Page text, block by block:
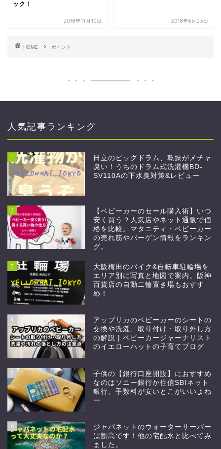
ック！
2018年11月10日 2018年6月23日
HOME ポイント
人気記事ランキング
1
日立のビッグドラム、乾燥がメチャ
臭い！うちのドラム式洗濯機BD-
SV110Aの下水臭対策&レビュー
2
【ベビーカーのセール購入術】いつ
安く買う？人気店やネット通販で価
格を比較。マタニティ・ベビーカー
の売れ筋やバーゲン情報をランキン
グ。
3
大阪梅田のバイク&自転車駐輪場を
エリア別に写真と地図で案内。阪神
百貨店の自動二輪置き場もおすす
め！
4
アップリカのベビーカーのシートの
交換や洗濯、取り付け・取り外し方
の解説 | ベビーカージャーナリスト
のイエローハットの子育てブログ
5
子供の【銀行口座開設】におすすめ
なのはソニー銀行か住信SBIネット
銀行。手数料が安いとこがいいよね
ー
6
ジャパネットのウォーターサーバー
は割高です！他の宅配水と比べてみ
ました。